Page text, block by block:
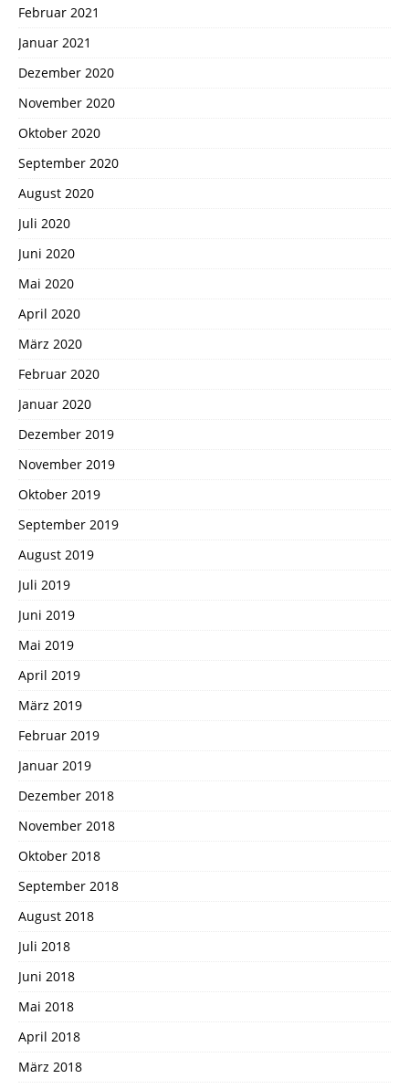
Februar 2021
Januar 2021
Dezember 2020
November 2020
Oktober 2020
September 2020
August 2020
Juli 2020
Juni 2020
Mai 2020
April 2020
März 2020
Februar 2020
Januar 2020
Dezember 2019
November 2019
Oktober 2019
September 2019
August 2019
Juli 2019
Juni 2019
Mai 2019
April 2019
März 2019
Februar 2019
Januar 2019
Dezember 2018
November 2018
Oktober 2018
September 2018
August 2018
Juli 2018
Juni 2018
Mai 2018
April 2018
März 2018